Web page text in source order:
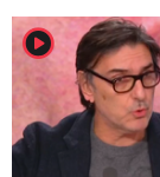
player2